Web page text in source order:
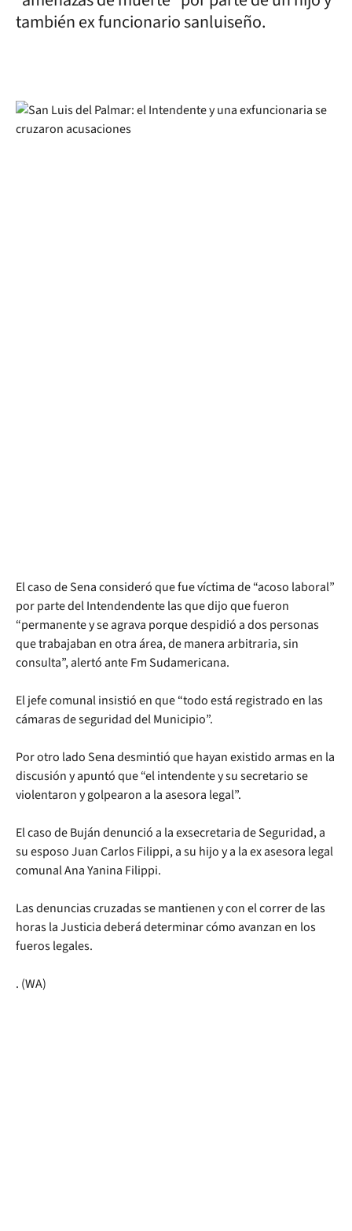
también ex funcionario sanluiseño.
El caso de Sena consideró que fue víctima de “acoso laboral”
por parte del Intendendente las que dijo que fueron
“permanente y se agrava porque despidió a dos personas
que trabajaban en otra área, de manera arbitraria, sin
consulta”, alertó ante Fm Sudamericana.
El jefe comunal insistió en que “todo está registrado en las
cámaras de seguridad del Municipio”.
Por otro lado Sena desmintió que hayan existido armas en la
discusión y apuntó que “el intendente y su secretario se
violentaron y golpearon a la asesora legal”.
El caso de Buján denunció a la exsecretaria de Seguridad, a
su esposo Juan Carlos Filippi, a su hijo y a la ex asesora legal
comunal Ana Yanina Filippi.
Las denuncias cruzadas se mantienen y con el correr de las
horas la Justicia deberá determinar cómo avanzan en los
fueros legales.
. (WA)